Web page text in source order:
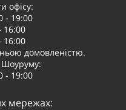
офісу:
- 19:00
16:00
16:00
домовленістю.
Шоуруму:
- 19:00
мережах: